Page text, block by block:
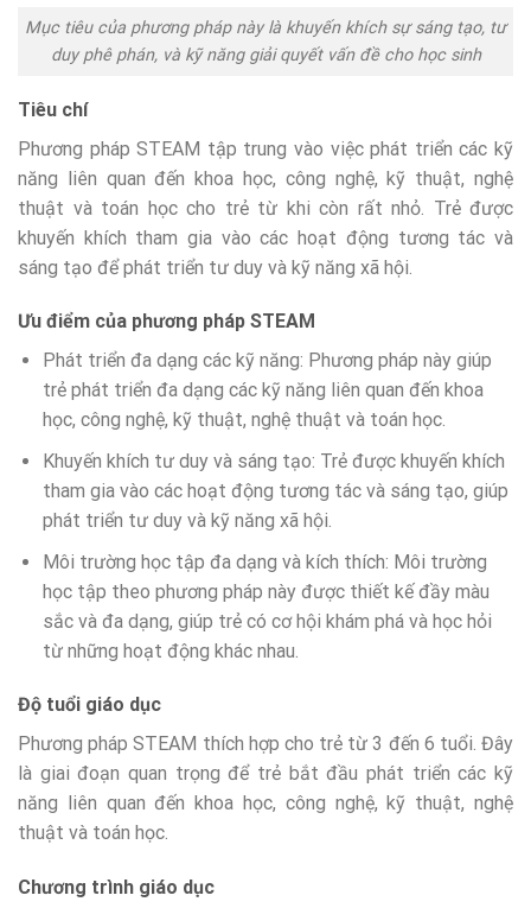
Mục tiêu của phương pháp này là khuyến khích sự sáng tạo, tư
duy phê phán, và kỹ năng giải quyết vấn đề cho học sinh
Tiêu chí
Phương pháp STEAM tập trung vào việc phát triển các kỹ
năng liên quan đến khoa học, công nghệ, kỹ thuật, nghệ
thuật và toán học cho trẻ từ khi còn rất nhỏ. Trẻ được
khuyến khích tham gia vào các hoạt động tương tác và
sáng tạo để phát triển tư duy và kỹ năng xã hội.
Ưu điểm của phương pháp STEAM
Phát triển đa dạng các kỹ năng: Phương pháp này giúp
trẻ phát triển đa dạng các kỹ năng liên quan đến khoa
học, công nghệ, kỹ thuật, nghệ thuật và toán học.
Khuyến khích tư duy và sáng tạo: Trẻ được khuyến khích
tham gia vào các hoạt động tương tác và sáng tạo, giúp
phát triển tư duy và kỹ năng xã hội.
Môi trường học tập đa dạng và kích thích: Môi trường
học tập theo phương pháp này được thiết kế đầy màu
sắc và đa dạng, giúp trẻ có cơ hội khám phá và học hỏi
từ những hoạt động khác nhau.
Độ tuổi giáo dục
Phương pháp STEAM thích hợp cho trẻ từ 3 đến 6 tuổi. Đây
là giai đoạn quan trọng để trẻ bắt đầu phát triển các kỹ
năng liên quan đến khoa học, công nghệ, kỹ thuật, nghệ
thuật và toán học.
Chương trình giáo dục